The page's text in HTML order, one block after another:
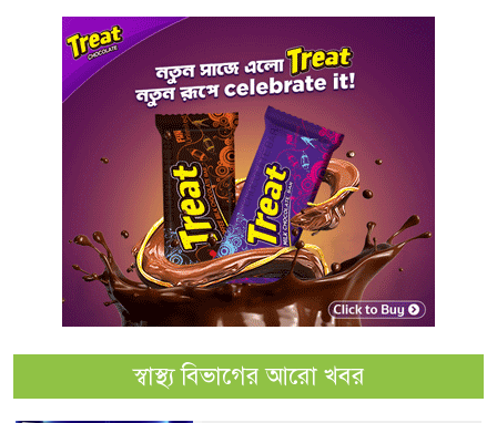
স্বাস্থ্য বিভাগের আরো খবর